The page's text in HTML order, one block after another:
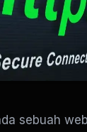
sebuah